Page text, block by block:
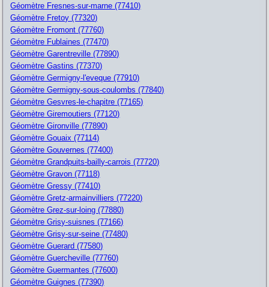
Géomètre Fresnes-sur-marne (77410)
Géomètre Fretoy (77320)
Géomètre Fromont (77760)
Géomètre Fublaines (77470)
Géomètre Garentreville (77890)
Géomètre Gastins (77370)
Géomètre Germigny-l'eveque (77910)
Géomètre Germigny-sous-coulombs (77840)
Géomètre Gesvres-le-chapitre (77165)
Géomètre Giremoutiers (77120)
Géomètre Gironville (77890)
Géomètre Gouaix (77114)
Géomètre Gouvernes (77400)
Géomètre Grandpuits-bailly-carrois (77720)
Géomètre Gravon (77118)
Géomètre Gressy (77410)
Géomètre Gretz-armainvilliers (77220)
Géomètre Grez-sur-loing (77880)
Géomètre Grisy-suisnes (77166)
Géomètre Grisy-sur-seine (77480)
Géomètre Guerard (77580)
Géomètre Guercheville (77760)
Géomètre Guermantes (77600)
Géomètre Guignes (77390)